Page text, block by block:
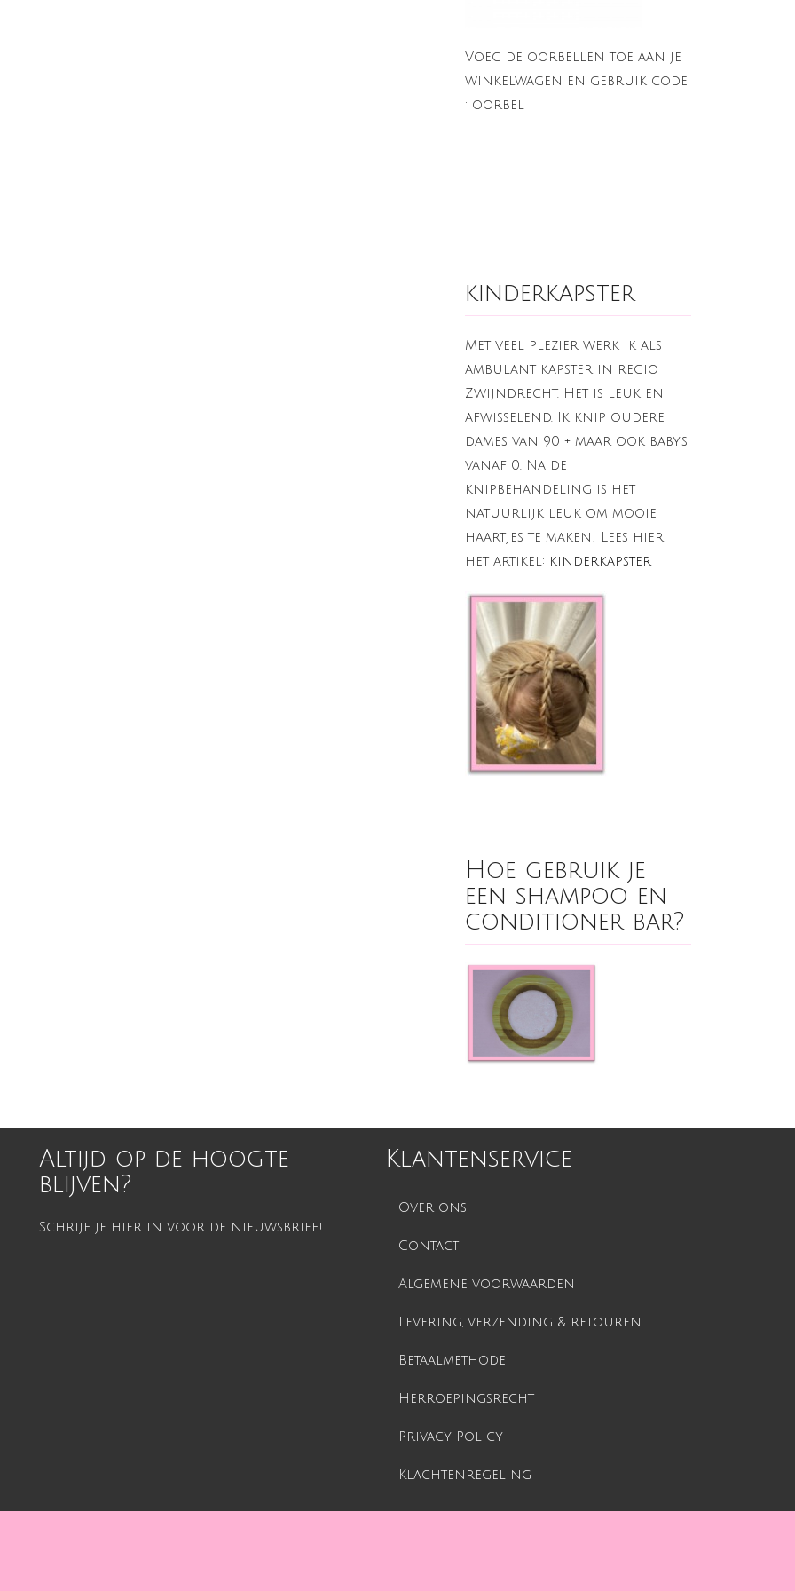
Voeg de oorbellen toe aan je
winkelwagen en gebruik code
: oorbel
kinderkapster
Met veel plezier werk ik als
ambulant kapster in regio
Zwijndrecht. Het is leuk en
afwisselend. Ik knip oudere
dames van 90 + maar ook baby's
vanaf 0. Na de
knipbehandeling is het
natuurlijk leuk om mooie
haartjes te maken! Lees hier
het artikel: kinderkapster
Hoe gebruik je
een shampoo en
conditioner bar?
Altijd op de hoogte
blijven?
Schrijf je hier in voor de nieuwsbrief!
Klantenservice
Over ons
Contact
Algemene voorwaarden
Levering, verzending & retouren
Betaalmethode
Herroepingsrecht
Privacy Policy
Klachtenregeling